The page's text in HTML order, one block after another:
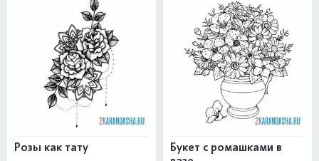
Розы как тату
Букет с ромашками в